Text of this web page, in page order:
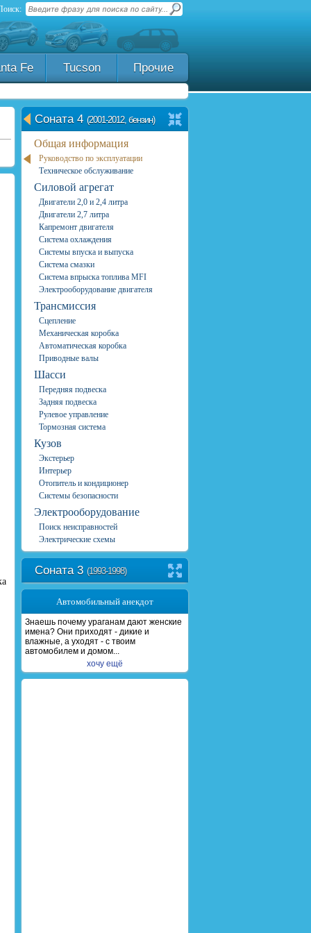
Fe Tucson Прочие
Соната 4 (2001-2012, бензин)
Общая информация
Руководство по эксплуатации
Техническое обслуживание
Силовой агрегат
Двигатели 2,0 и 2,4 литра
Двигатели 2,7 литра
Капремонт двигателя
Система охлаждения
Системы впуска и выпуска
Система смазки
Система впрыска топлива MFI
Электрооборудование двигателя
Трансмиссия
Сцепление
Механическая коробка
Автоматическая коробка
Приводные валы
Шасси
Передняя подвеска
Задняя подвеска
Рулевое управление
Тормозная система
Кузов
Экстерьер
Интерьер
Отопитель и кондиционер
Системы безопасности
Электрооборудование
Поиск неисправностей
Электрические схемы
Соната 3 (1993-1998)
Автомобильный анекдот
Знаешь почему ураганам дают женские
имена? Они приходят - дикие и
влажные, а уходят - с твоим
автомобилем и домом...
хочу ещё